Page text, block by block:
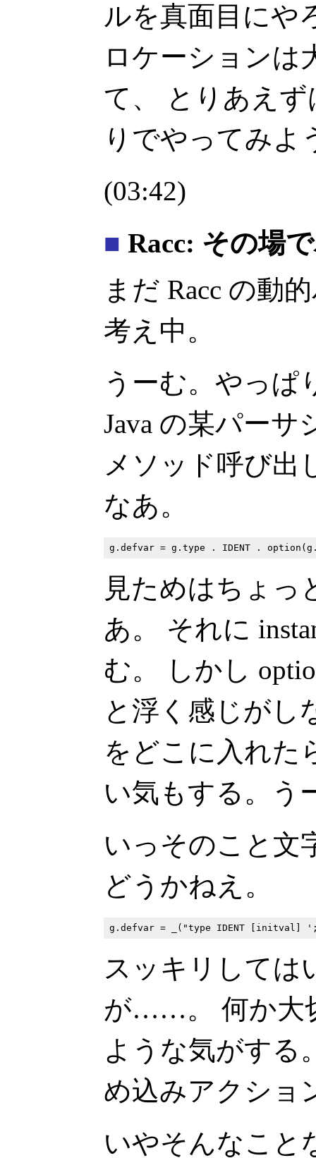
ルを真面目にや
ロケーションは
て、 とりあえ
りでやってみよ
(03:42)
■ Racc: その場
まだ Racc の動
考え中。
うーむ。やっぱ
Java の某パー
メソッド呼び出
なあ。
見ためはちょっ
あ。 それに
む。 しかし
と浮く感じがし
をどこに入れた
い気もする。う
いっそのこと文
どうかねえ。
スッキリしては
が……。 何か大
ような気がする
め込みアクショ
いやそんなこと